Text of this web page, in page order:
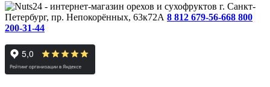
г. Санкт-
Петербург, пр. Непокорённых, 63к72А 8 812 679-56-668 800
200-31-44